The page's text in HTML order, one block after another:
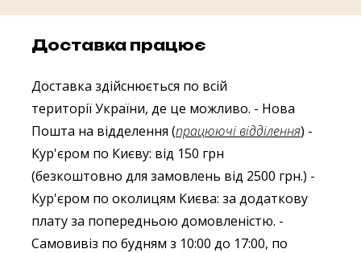
Доставка працює
Доставка здійснюється по всій
території України, де це можливо. - Нова
Пошта на відделення (працюючі відділення) -
Кур'єром по Києву: від 150 грн
(безкоштовно для замовлень від 2500 грн.) -
Кур'єром по околицям Києва: за додаткову
плату за попередньою домовленістю. -
Самовивіз по будням з 10:00 до 17:00, по